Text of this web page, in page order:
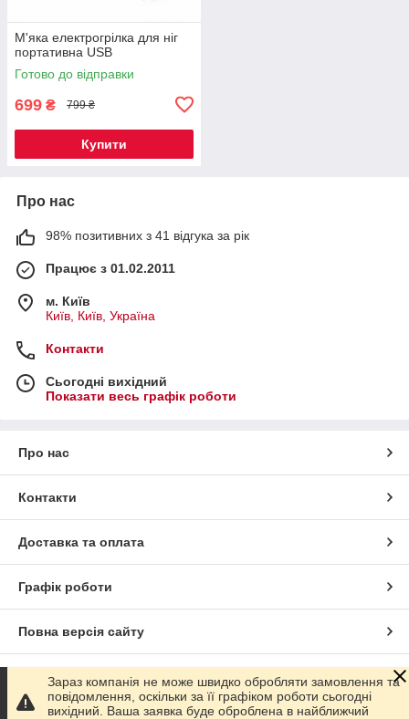
М'яка електрогрілка для ніг
портативна USB
Готово до відправки
699 ₴ 799 ₴
Купити
Про нас
98% позитивних з 41 відгука за рік
Працює з 01.02.2011
м. Київ
Київ, Київ, Україна
Контакти
Сьогодні вихідний
Показати весь графік роботи
Про нас
Контакти
Доставка та оплата
Графік роботи
Повна версія сайту
Сайт створено на маркетплейсі Prom.ua
Зараз компанія не може швидко обробляти замовлення та
повідомлення, оскільки за її графіком роботи сьогодні
вихідний. Ваша заявка буде оброблена в найближчий